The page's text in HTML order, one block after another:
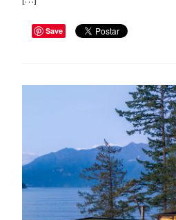
Save